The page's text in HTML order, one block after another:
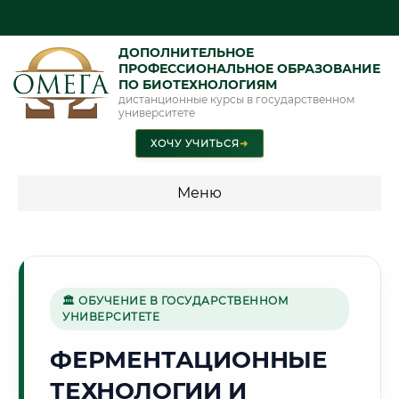
ДОПОЛНИТЕЛЬНОЕ
ПРОФЕССИОНАЛЬНОЕ ОБРАЗОВАНИЕ
ПО БИОТЕХНОЛОГИЯМ
дистанционные курсы в государственном
университете
ХОЧУ УЧИТЬСЯ➜
Меню
🏭
Г. АНГАРСК
🏛 ОБУЧЕНИЕ В ГОСУДАРСТВЕННОМ
УНИВЕРСИТЕТЕ
ФЕРМЕНТАЦИОННЫЕ
ТЕХНОЛОГИИ И